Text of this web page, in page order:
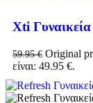
Xti
59.95€ Original
είναι: 49.95 €.